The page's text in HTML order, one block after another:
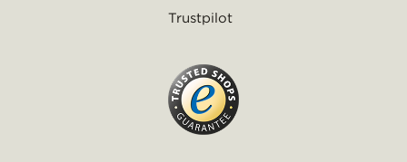
Trustpilot